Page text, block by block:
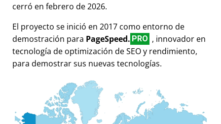
cerró en febrero de 2026.
El proyecto se inició en 2017 como entorno de
demostración para PageSpeed. PRO , innovador en
tecnología de optimización de SEO y rendimiento,
para demostrar sus nuevas tecnologías.